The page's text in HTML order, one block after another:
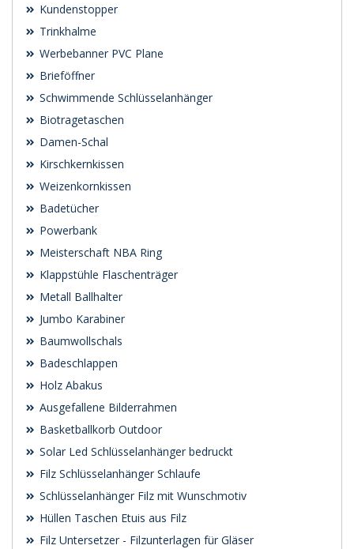
Kundenstopper
Trinkhalme
Werbebanner PVC Plane
Brieföffner
Schwimmende Schlüsselanhänger
Biotragetaschen
Damen-Schal
Kirschkernkissen
Weizenkornkissen
Badetücher
Powerbank
Meisterschaft NBA Ring
Klappstühle Flaschenträger
Metall Ballhalter
Jumbo Karabiner
Baumwollschals
Badeschlappen
Holz Abakus
Ausgefallene Bilderrahmen
Basketballkorb Outdoor
Solar Led Schlüsselanhänger bedruckt
Filz Schlüsselanhänger Schlaufe
Schlüsselanhänger Filz mit Wunschmotiv
Hüllen Taschen Etuis aus Filz
Filz Untersetzer - Filzunterlagen für Gläser